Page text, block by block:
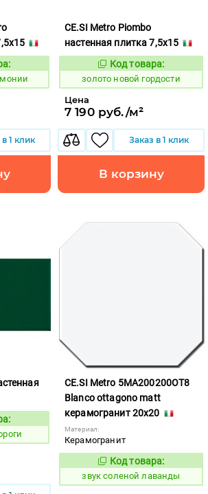
1 клик
CE.SI Metro Piombo
настенная плитка 7,5x15
523768
Код товара:
золото новой гордости
Цена
7 190 руб./м²
Заказ в 1 клик
В корзину
CE.SI Metro 5MA200200OT8
Blanco ottagono matt
керамогранит 20x20
Материал:
Керамогранит
480416
Код товара:
звук соленой лаванды